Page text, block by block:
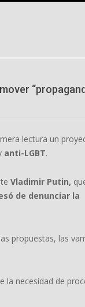
lectura un
anti-LGBT.
Vladimir Putin,
de denunciar la
propuestas, las
la necesidad de